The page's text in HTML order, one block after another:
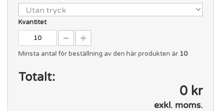
Kvantitet
Minsta antal för beställning av den här produkten är 10
Totalt:
0 kr
exkl. moms.